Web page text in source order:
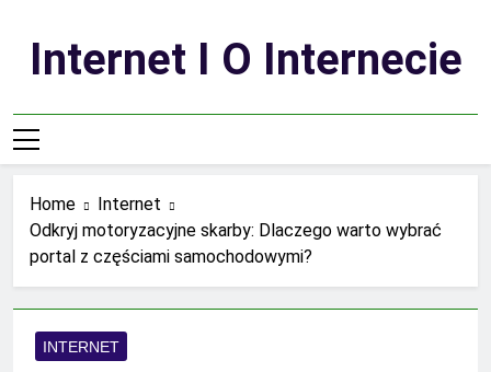
contentInternet I O Internecie
Home
Internet
Odkryj motoryzacyjne skarby: Dlaczego warto wybrać
portal z częściami samochodowymi?
INTERNET